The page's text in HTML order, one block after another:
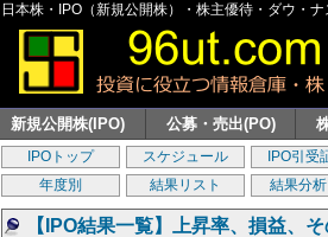
日本株・IPO（新規公開株）・株主優待・ダウ・
新規公開株(IPO) 公募・売出(PO)
IPOトップ スケジュール IPO引受
年度別
結果リスト 結果分析
【IPO結果一覧】上昇率、損益、